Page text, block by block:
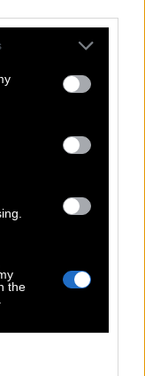
the
Menge Spaß –
Antworten auf
die
Rätsel: